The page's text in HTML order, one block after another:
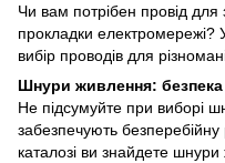
Чи вам потрібен провід
прокладки
вибір проводів для
Шнури живлення: безпека
Не підсумуйте при виборі
забезпечують
каталозі ви знайдете